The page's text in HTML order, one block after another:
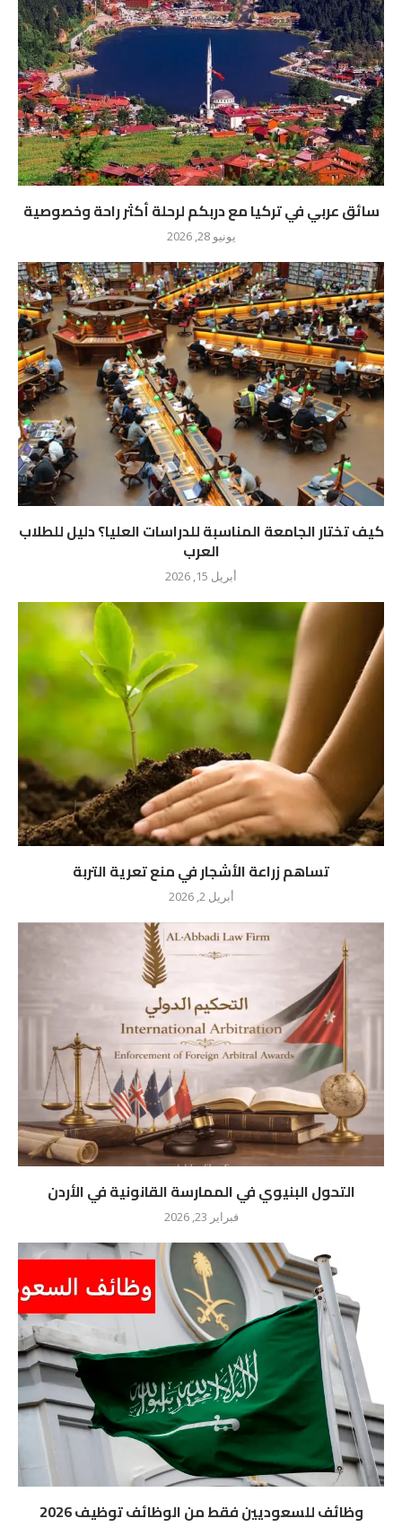
سائق عربي في تركيا مع دربكم لرحلة أكثر راحة وخصوصية
يونيو 28, 2026
كيف تختار الجامعة المناسبة للدراسات العليا؟ دليل للطلاب
العرب
أبريل 15, 2026
تساهم زراعة الأشجار في منع تعرية التربة
أبريل 2, 2026
التحول البنيوي في الممارسة القانونية في الأردن
فبراير 23, 2026
وظائف للسعوديين فقط من الوظائف توظيف 2026